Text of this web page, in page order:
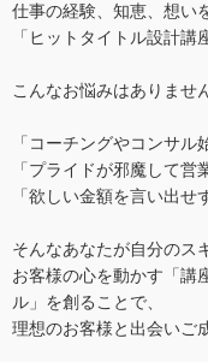
仕事の経験、知恵、想い
「ヒットタイトル設計講
こんなお悩みはありませ
「コーチングやコンサル
「プライドが邪魔して営
「欲しい金額を言い出せ
そんなあなたが自分のス
お客様の心を動かす「講
ル」を創ることで、
理想のお客様と出会いご